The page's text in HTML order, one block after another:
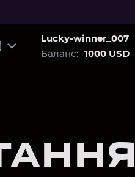
Lucky-winner_007
Баланс: 1000 USD